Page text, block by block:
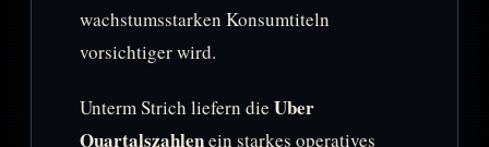
wachstumsstarken Konsumtiteln
vorsichtiger wird.
Unterm Strich liefern die Uber
Quartalszahlenein starkes operatives